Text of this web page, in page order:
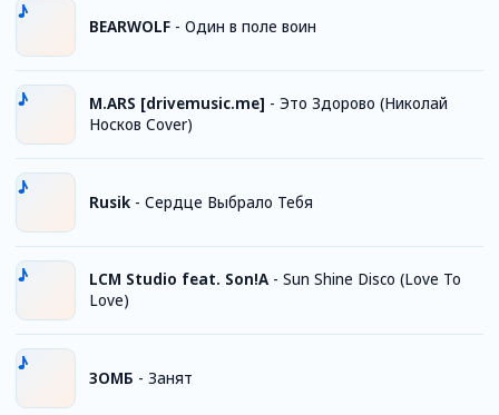
BEARWOLF - Один в поле воин
M.ARS [drivemusic.me] - Это Здорово (Николай
Носков Cover)
Rusik - Сердце Выбрало Тебя
LCM Studio feat. Son!A - Sun Shine Disco (Love To
Love)
ЗОМБ - Занят